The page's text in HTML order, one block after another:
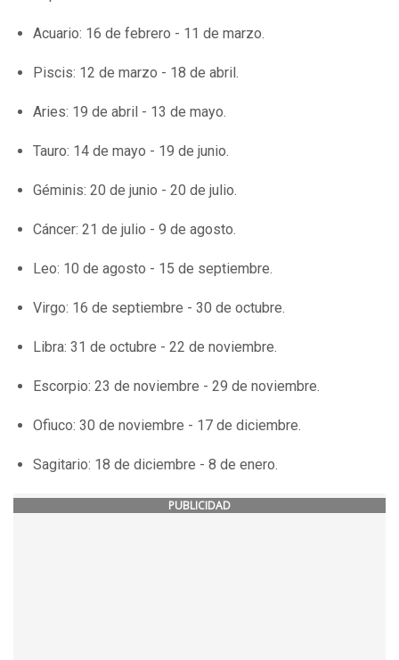
Acuario: 16 de febrero - 11 de marzo.
Piscis: 12 de marzo - 18 de abril.
Aries: 19 de abril - 13 de mayo.
Tauro: 14 de mayo - 19 de junio.
Géminis: 20 de junio - 20 de julio.
Cáncer: 21 de julio - 9 de agosto.
Leo: 10 de agosto - 15 de septiembre.
Virgo: 16 de septiembre - 30 de octubre.
Libra: 31 de octubre - 22 de noviembre.
Escorpio: 23 de noviembre - 29 de noviembre.
Ofiuco: 30 de noviembre - 17 de diciembre.
Sagitario: 18 de diciembre - 8 de enero.
PUBLICIDAD